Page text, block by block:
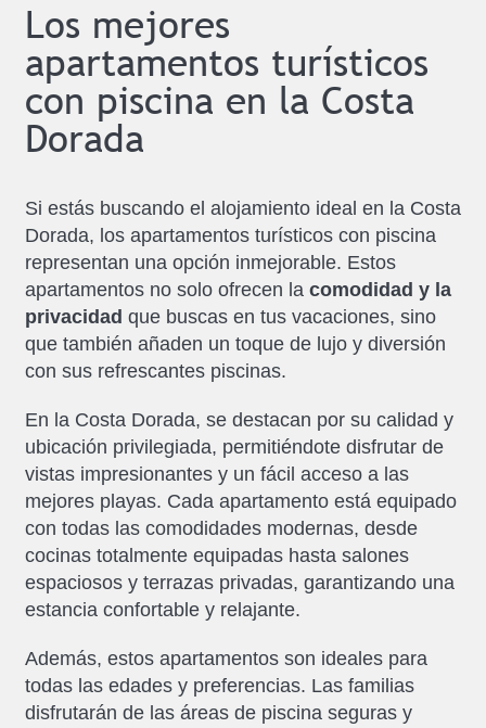
Los mejores
apartamentos turísticos
con piscina en la Costa
Dorada
Si estás buscando el alojamiento ideal en la Costa
Dorada, los apartamentos turísticos con piscina
representan una opción inmejorable. Estos
apartamentos no solo ofrecen la comodidad y la
privacidad que buscas en tus vacaciones, sino
que también añaden un toque de lujo y diversión
con sus refrescantes piscinas.
En la Costa Dorada, se destacan por su calidad y
ubicación privilegiada, permitiéndote disfrutar de
vistas impresionantes y un fácil acceso a las
mejores playas. Cada apartamento está equipado
con todas las comodidades modernas, desde
cocinas totalmente equipadas hasta salones
espaciosos y terrazas privadas, garantizando una
estancia confortable y relajante.
Además, estos apartamentos son ideales para
todas las edades y preferencias. Las familias
disfrutarán de las áreas de piscina seguras y